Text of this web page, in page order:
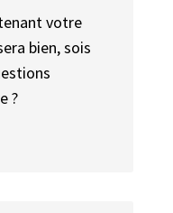
votre
bien, sois
?